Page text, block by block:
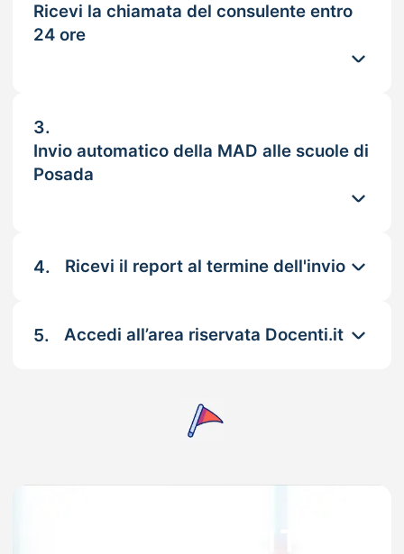
Ricevi la chiamata del consulente entro
24 ore
3.
Invio automatico della MAD alle scuole di
Posada
4. Ricevi il report al termine dell'invio
5. Accedi all’area riservata Docenti.it